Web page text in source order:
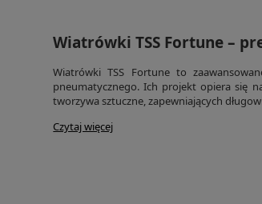
Wiatrówki TSS Fortune –
Wiatrówki TSS Fortune to
pneumatycznego. Ich projekt opiera się
tworzywa sztuczne, zapewniających
Czytaj więcej